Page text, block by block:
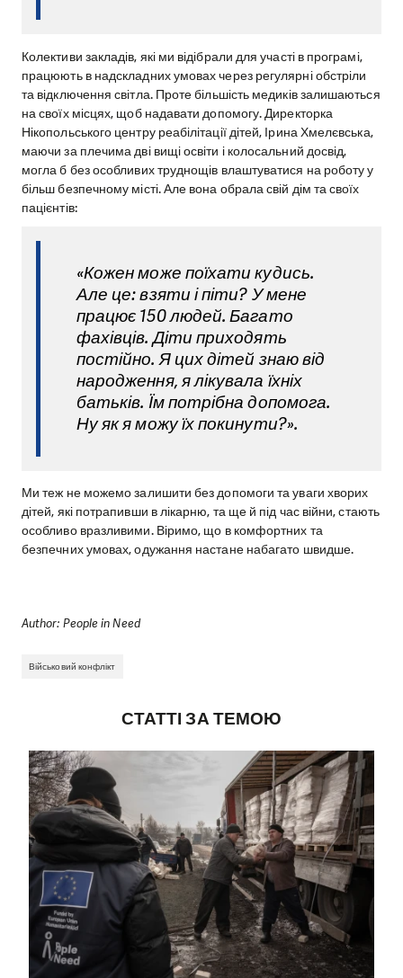
Колективи закладів, які ми відібрали для участі в програмі,
працюють в надскладних умовах через регулярні обстріли
та відключення світла. Проте більшість медиків залишаються
на своїх місцях, щоб надавати допомогу. Директорка
Нікопольського центру реабілітації дітей, Ірина Хмелєвська,
маючи за плечима дві вищі освіти і колосальний досвід,
могла б без особливих труднощів влаштуватися на роботу у
більш безпечному місті. Але вона обрала свій дім та своїх
пацієнтів:
«Кожен може поїхати кудись.
Але це: взяти і піти? У мене
працює 150 людей. Багато
фахівців. Діти приходять
постійно. Я цих дітей знаю від
народження, я лікувала їхніх
батьків. Їм потрібна допомога.
Ну як я можу їх покинути?».
Ми теж не можемо залишити без допомоги та уваги хворих
дітей, які потрапивши в лікарню, та ще й під час війни, стають
особливо вразливими. Віримо, що в комфортних та
безпечних умовах, одужання настане набагато швидше.
Author: People in Need
Військовий конфлікт
СТАТТІ ЗА ТЕМОЮ